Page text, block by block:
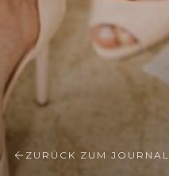
ZURÜCK ZUM JOURNAL